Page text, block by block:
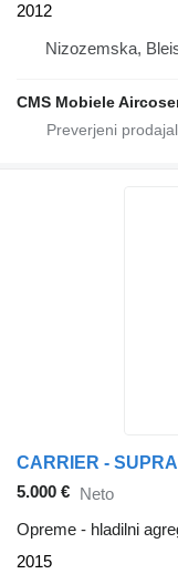
2012
Nizozemska,
CMS Mobiele
CARRIER -
5.000 € Neto
Opreme - hladilni
2015